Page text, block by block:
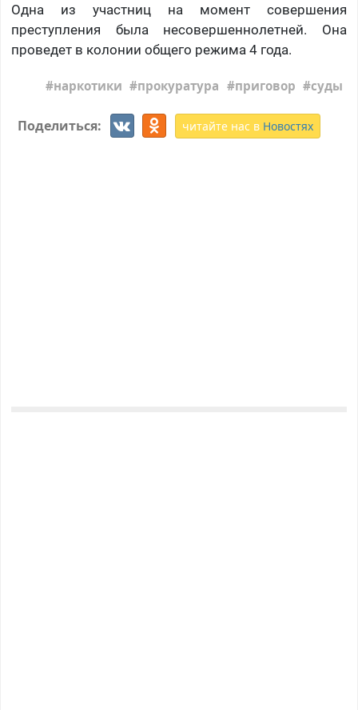
Одна из участниц на момент совершения
преступления была несовершеннолетней. Она
проведет в колонии общего режима 4 года.
наркотики прокуратура приговор суды
Поделиться: читайте нас в Новостях